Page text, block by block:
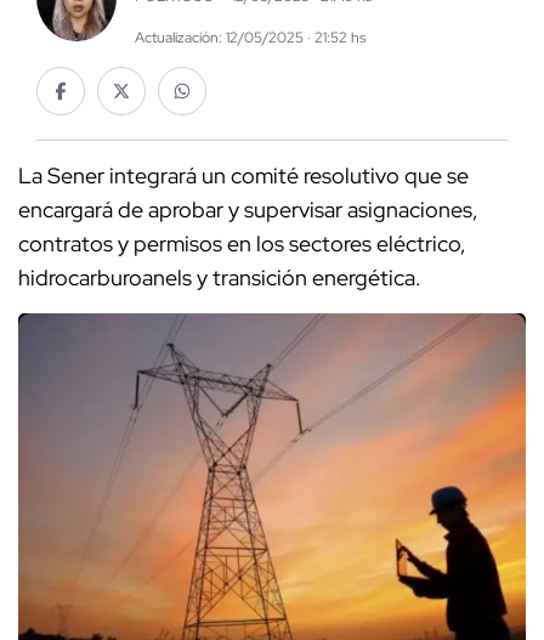
Actualización: 12/05/2025 · 21:52 hs
La Sener integrará un comité resolutivo que se
encargará de aprobar y supervisar asignaciones,
contratos y permisos en los sectores eléctrico,
hidrocarburoanels y transición energética.